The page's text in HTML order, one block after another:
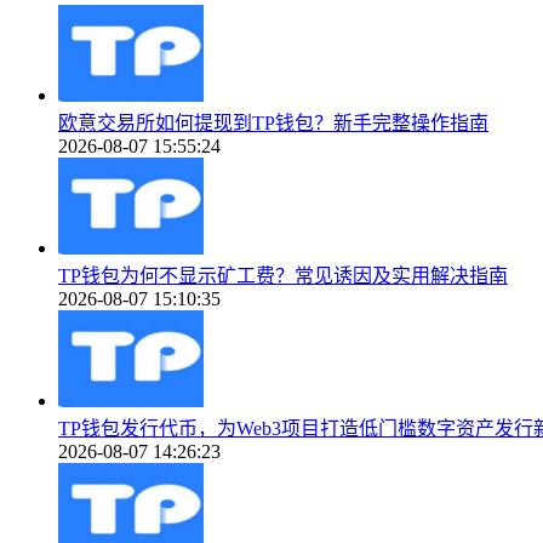
欧意交易所如何提现到TP钱包？新手完整操作指南
2026-08-07 15:55:24
TP钱包为何不显示矿工费？常见诱因及实用解决指南
2026-08-07 15:10:35
TP钱包发行代币，为Web3项目打造低门槛数字资产发行
2026-08-07 14:26:23